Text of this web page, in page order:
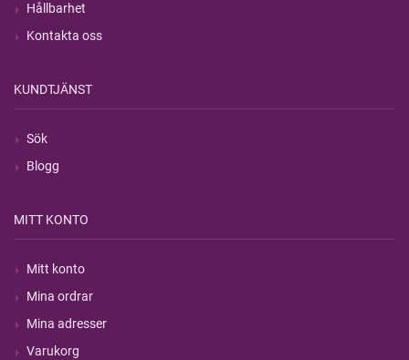
Hållbarhet
Kontakta oss
KUNDTJÄNST
Sök
Blogg
MITT KONTO
Mitt konto
Mina ordrar
Mina adresser
Varukorg